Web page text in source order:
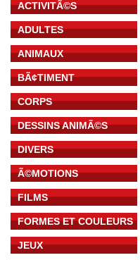
ACTIVITÃ©S
ADULTES
ANIMAUX
BÃ¢TIMENT
CORPS
DESSINS ANIMÃ©S
DIVERS
Ã©MOTIONS
FILMS
FORMES ET COULEURS
JEUX